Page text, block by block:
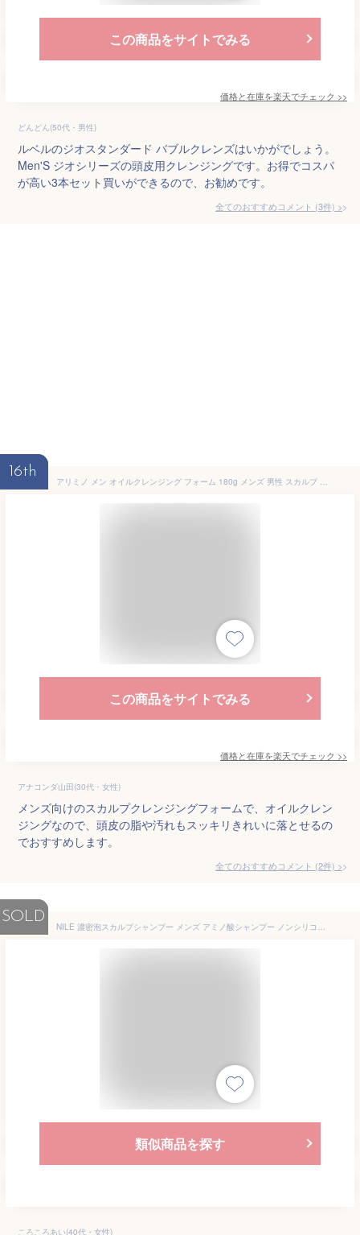
この商品をサイトでみる
価格と在庫を楽天でチェック >>
どんどん(50代・男性)
ルベルのジオスタンダード バブルクレンズはいかがでしょう。
Men'S ジオシリーズの頭皮用クレンジングです。お得でコスパ
が高い3本セット買いができるので、お勧めです。
全てのおすすめコメント (3件) >
16th
アリミノ メン オイルクレンジング フォーム 180g メンズ 男性 スカルプ マッサージ プレシャンプー 頭皮 毛穴 泡
この商品をサイトでみる
価格と在庫を楽天でチェック >>
アナコンダ山田(30代・女性)
メンズ向けのスカルプクレンジングフォームで、オイルクレン
ジングなので、頭皮の脂や汚れもスッキリきれいに落とせるの
でおすすめします。
全てのおすすめコメント (2件) >
SOLD
NILE 濃密泡スカルプシャンプー メンズ アミノ酸シャンプー ノンシリコン (CALIFORNIA（グレープフルーツ）の香り)
類似商品を探す
ころころあい(40代・女性)